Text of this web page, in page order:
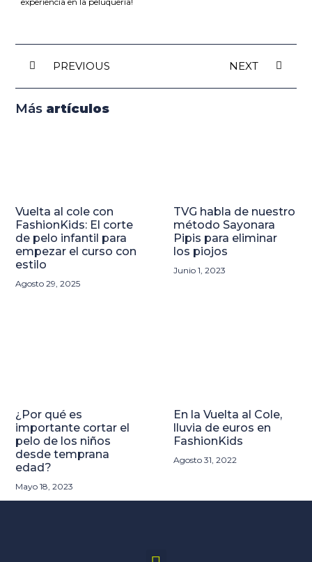
PREVIOUS NEXT
Más artículos
Vuelta al cole con
FashionKids: El corte
de pelo infantil para
empezar el curso con
estilo
Agosto 29, 2025
TVG habla de nuestro
método Sayonara
Pipis para eliminar
los piojos
Junio 1, 2023
¿Por qué es
importante cortar el
pelo de los niños
desde temprana
edad?
Mayo 18, 2023
En la Vuelta al Cole,
lluvia de euros en
FashionKids
Agosto 31, 2022